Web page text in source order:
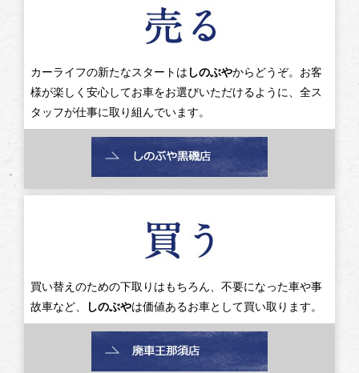
カーライフの新たなスタートは しのぶやからどうぞ。お客
様が楽しく安心してお車をお選びいただけるように、全ス
タッフが仕事に取り組んでいます。
買い替えのための下取りはもちろん、不要になった車や事
故車など、
しのぶやは価値あるお車として買い取ります。